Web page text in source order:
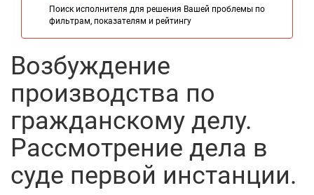
Поиск исполнителя для решения Вашей проблемы по
фильтрам, показателям и рейтингу
Возбуждение
производства по
гражданскому делу.
Рассмотрение дела в
суде первой инстанции.